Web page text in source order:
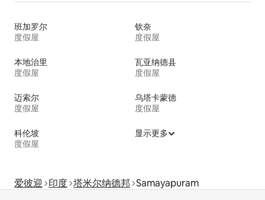
班加罗尔
度假屋
钦奈
度假屋
本地治里
度假屋
瓦亚纳德县
度假屋
迈索尔
度假屋
乌塔卡蒙德
度假屋
科伦坡
度假屋
显示更多
爱彼迎 印度 塔米尔纳德邦 Samayapuram